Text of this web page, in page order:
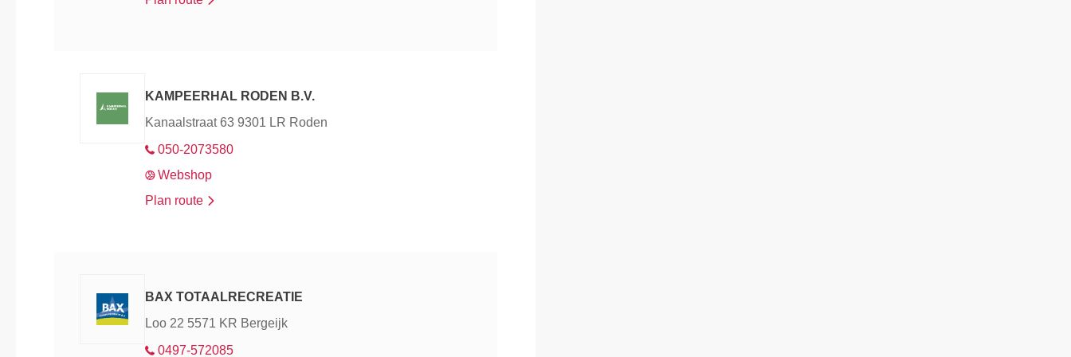
KAMPEERHAL RODEN B.V.
Kanaalstraat 63 9301 LR Roden
050-2073580
Webshop
Plan route
BAX TOTAALRECREATIE
Loo 22 5571 KR Bergeijk
0497-572085